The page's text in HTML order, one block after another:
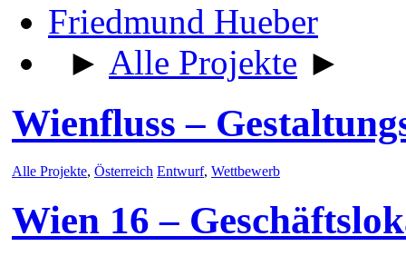
Friedmund Hueber
► Alle Projekte ►
Wienfluss –
Alle Projekte, Österreich Entwurf, Wettbewerb
Wien 16 –